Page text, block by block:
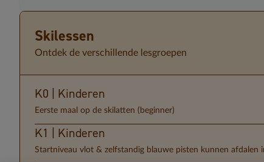
Skilessen
Ontdek de verschillende lesgroepen
K0 | Kinderen
Eerste maal op de skilatten (beginner)
K1 | Kinderen
Startniveau vlot & zelfstandig blauwe pisten kunnen afdalen